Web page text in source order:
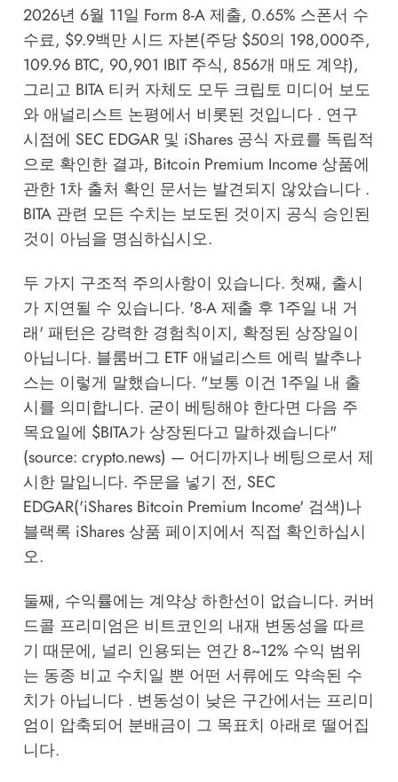
2026년 6월 11일 Form 8-A 제출, 0.65% 스폰서 수
수료, $9.9백만 시드 자본(주당 $50의 198,000주,
109.96 BTC, 90,901 IBIT 주식, 856개 매도 계약),
그리고 BITA 티커 자체도 모두 크립토 미디어 보도
와 애널리스트 논평에서 비롯된 것입니다 . 연구
시점에 SEC EDGAR 및 iShares 공식 자료를 독립적
으로 확인한 결과, Bitcoin Premium Income 상품에
관한 1차 출처 확인 문서는 발견되지 않았습니다 .
BITA 관련 모든 수치는 보도된 것이지 공식 승인된
것이 아님을 명심하십시오.
두 가지 구조적 주의사항이 있습니다. 첫째, 출시
가 지연될 수 있습니다. '8-A 제출 후 1주일 내 거
래' 패턴은 강력한 경험칙이지, 확정된 상장일이
아닙니다. 블룸버그 ETF 애널리스트 에릭 발추나
스는 이렇게 말했습니다. "보통 이건 1주일 내 출
시를 의미합니다. 굳이 베팅해야 한다면 다음 주
목요일에 $BITA가 상장된다고 말하겠습니다"
(source: crypto.news) — 어디까지나 베팅으로서 제
시한 말입니다. 주문을 넣기 전, SEC
EDGAR('iShares Bitcoin Premium Income' 검색)나
블랙록 iShares 상품 페이지에서 직접 확인하십시
오.
둘째, 수익률에는 계약상 하한선이 없습니다. 커버
드콜 프리미엄은 비트코인의 내재 변동성을 따르
기 때문에, 널리 인용되는 연간 8~12% 수익 범위
는 동종 비교 수치일 뿐 어떤 서류에도 약속된 수
치가 아닙니다 . 변동성이 낮은 구간에서는 프리미
엄이 압축되어 분배금이 그 목표치 아래로 떨어집
니다.